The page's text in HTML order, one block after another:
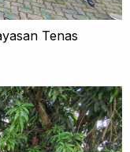
Tenas